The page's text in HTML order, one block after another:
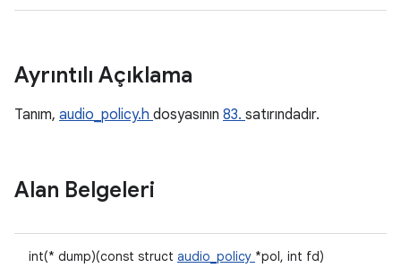
Ayrıntılı Açıklama
Tanım, audio_policy.h dosyasının 83. satırındadır.
Alan Belgeleri
int(* dump)(const struct audio_policy *pol, int fd)